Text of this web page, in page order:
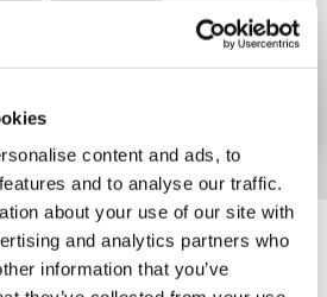
content and ads, to
and to analyse our traffic.
about your use of our site with
and analytics partners who
information that you’ve
Synonyms, Latest